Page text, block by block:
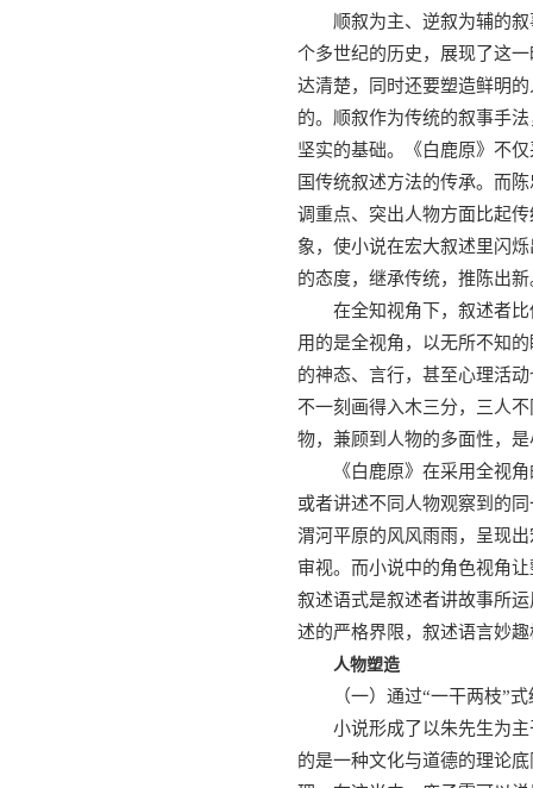
顺叙为主、逆叙为辅的
个多世纪的历史，展现了这
达清楚，同时还要塑造鲜明
的。顺叙作为传统的叙事手
坚实的基础。《白鹿原》不
国传统叙述方法的传承。而
调重点、突出人物方面比起
象，使小说在宏大叙述里闪
的态度，继承传统，推陈出新
在全知视角下，叙述者
用的是全视角，以无所不知
的神态、言行，甚至心理活
不一刻画得入木三分，三人
物，兼顾到人物的多面性，
《白鹿原》在采用全视
或者讲述不同人物观察到的
渭河平原的风风雨雨，呈现
审视。而小说中的角色视角
叙述语式是叙述者讲故事所
述的严格界限，叙述语言妙
人物塑造
（一）通过“一干两枝”
小说形成了以朱先生为
的是一种文化与道德的理论